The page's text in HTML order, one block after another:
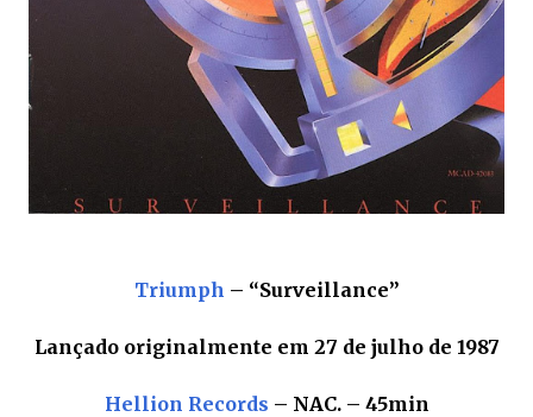
Triumph – “Surveillance”
Lançado originalmente em 27 de julho de 1987
Hellion Records – NAC. – 45min